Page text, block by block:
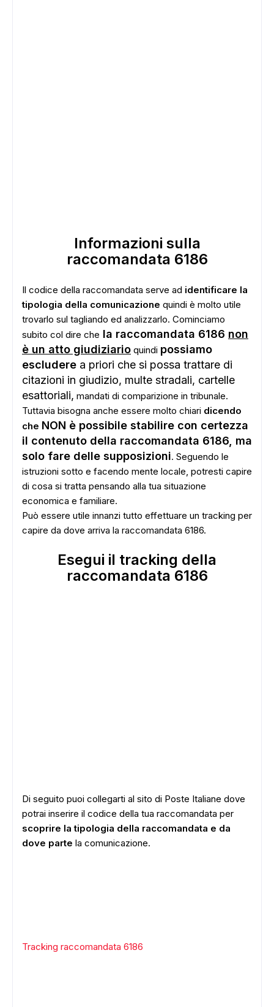
Informazioni sulla
raccomandata 6186
Il codice della raccomandata serve ad identificare la
tipologia della comunicazione quindi è molto utile
trovarlo sul tagliando ed analizzarlo. Cominciamo
subito col dire che la raccomandata 6186 non
è un atto giudiziario quindi possiamo
escludere a priori che si possa trattare di
citazioni in giudizio, multe stradali, cartelle
esattoriali, mandati di comparizione in tribunale.
Tuttavia bisogna anche essere molto chiari dicendo
che NON è possibile stabilire con certezza
il contenuto della raccomandata 6186, ma
solo fare delle supposizioni. Seguendo le
istruzioni sotto e facendo mente locale, potresti capire
di cosa si tratta pensando alla tua situazione
economica e familiare.
Può essere utile innanzi tutto effettuare un tracking per
capire da dove arriva la raccomandata 6186.
Esegui il tracking della
raccomandata 6186
Di seguito puoi collegarti al sito di Poste Italiane dove
potrai inserire il codice della tua raccomandata per
scoprire la tipologia della raccomandata e da
dove parte la comunicazione.
Tracking raccomandata 6186